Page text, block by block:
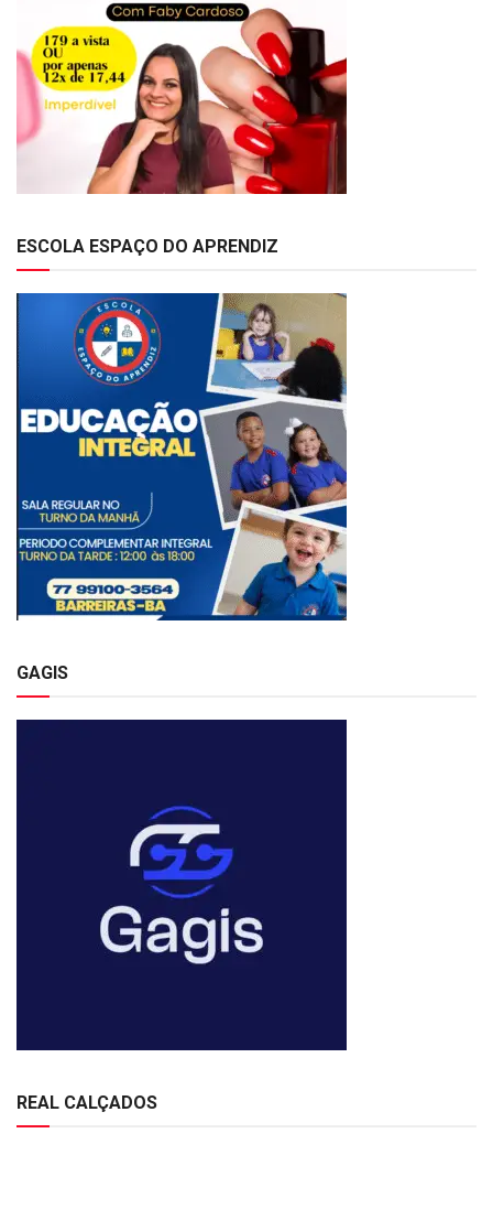
ESCOLA ESPAÇO DO APRENDIZ
GAGIS
REAL CALÇADOS